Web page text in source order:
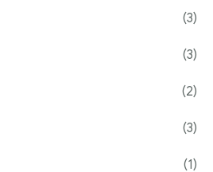
(3)
(3)
(2)
(3)
(1)